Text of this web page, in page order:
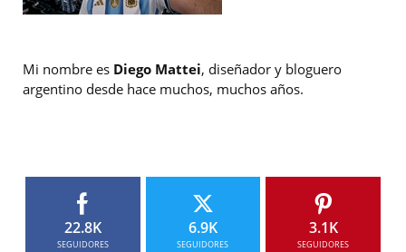
Mi nombre es Diego Mattei, diseñador y bloguero
argentino desde hace muchos, muchos años.
22.8K
SEGUIDORES
6.9K
SEGUIDORES
3.1K
SEGUIDORES